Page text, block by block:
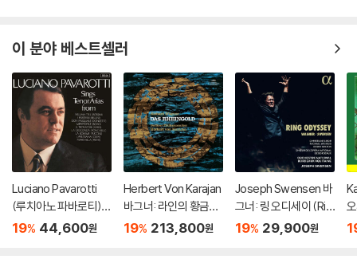
이 분야 베스트셀러
Luciano Pavarotti
(루치아노 파바로티) -
이탈리아 오페라 리마
19% 44,600원
Herbert Von Karajan
바그너: 라인의 황금
(Wagner: Das Rhein
19% 213,800원
Joseph Swensen 바
그너: 링 오디세이 (Rin
g Odyssey)
19% 29,900원
-